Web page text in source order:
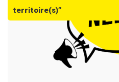
territoire(s)”